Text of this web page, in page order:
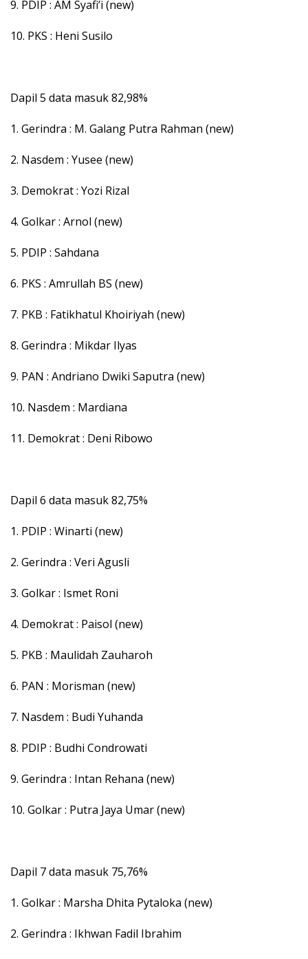
9. PDIP : AM Syafi’i (new)
10. PKS : Heni Susilo
Dapil 5 data masuk 82,98%
1. Gerindra : M. Galang Putra Rahman (new)
2. Nasdem : Yusee (new)
3. Demokrat : Yozi Rizal
4. Golkar : Arnol (new)
5. PDIP : Sahdana
6. PKS : Amrullah BS (new)
7. PKB : Fatikhatul Khoiriyah (new)
8. Gerindra : Mikdar Ilyas
9. PAN : Andriano Dwiki Saputra (new)
10. Nasdem : Mardiana
11. Demokrat : Deni Ribowo
Dapil 6 data masuk 82,75%
1. PDIP : Winarti (new)
2. Gerindra : Veri Agusli
3. Golkar : Ismet Roni
4. Demokrat : Paisol (new)
5. PKB : Maulidah Zauharoh
6. PAN : Morisman (new)
7. Nasdem : Budi Yuhanda
8. PDIP : Budhi Condrowati
9. Gerindra : Intan Rehana (new)
10. Golkar : Putra Jaya Umar (new)
Dapil 7 data masuk 75,76%
1. Golkar : Marsha Dhita Pytaloka (new)
2. Gerindra : Ikhwan Fadil Ibrahim